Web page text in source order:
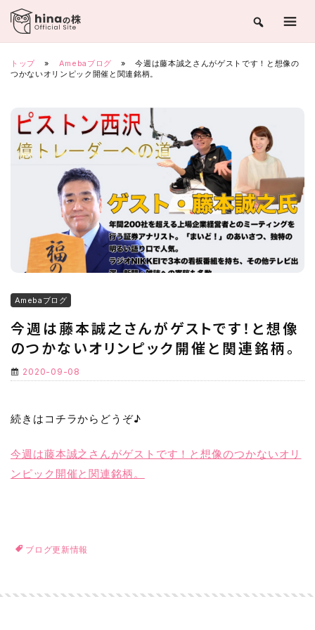
Skip
content
トップ » Amebaブログ »
今週は藤本誠之さんがゲストです！と想像の
つかないオリンピック開催と関連銘柄。
Amebaブログ
今週は藤本誠之さんがゲストです！と想像
のつかないオリンピック開催と関連銘柄。
2020-09-08
続きはコチラからどうぞ♪
今週は藤本誠之さんがゲストです！と想像のつかないオリ
ンピック開催と関連銘柄。
ブログ更新情報